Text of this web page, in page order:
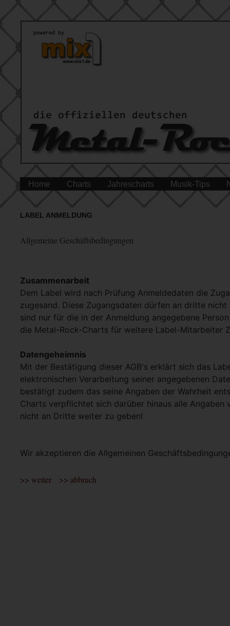
Home Charts Jahrescharts Musik-Tips
LABEL ANMELDUNG
Allgemeine Geschäftsbedingungen
Zusammenarbeit
Dem Label wird nach Prüfung Anmeldedaten die
zugesand. Diese Zugangsdaten dürfen an dritte
sind nur für die in der Anmeldung angegebene
die Metal-Rock-Charts für weitere Label-Mitarbeiter
Datengeheimnis
Mit der Bestätigung dieser AGB's erklärt sich das
elektronischen Verarbeitung seiner angegebenen
bestätigt zudem das seine Angaben der Wahrheit
Charts verpflichtet sich darüber hinaus alle Angaben
nicht an Dritte weiter zu geben!
Wir akzeptieren die Allgemeinen